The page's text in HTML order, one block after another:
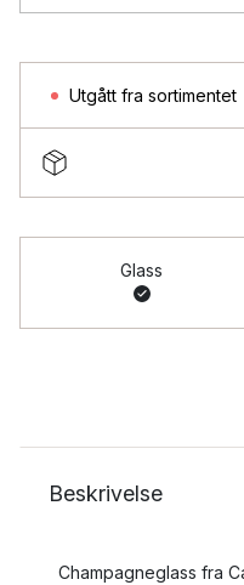
Utgått fra sortimentet
Glass
Beskrivelse
Champagneglass fra